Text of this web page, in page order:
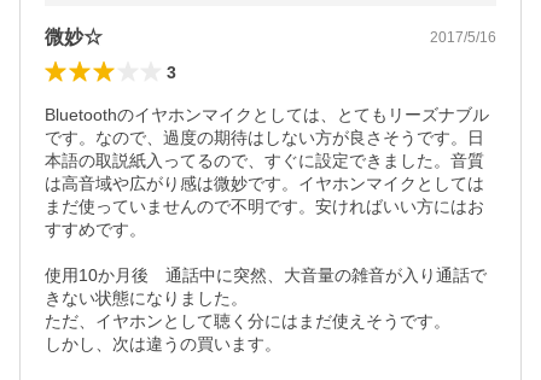
微妙☆ 2017/5/16
3
Bluetoothのイヤホンマイクとしては、とてもリーズナブル
です。なので、過度の期待はしない方が良さそうです。日
本語の取説紙入ってるので、すぐに設定できました。音質
は高音域や広がり感は微妙です。イヤホンマイクとしては
まだ使っていませんので不明です。安ければいい方にはお
すすめです。
使用10か月後　通話中に突然、大音量の雑音が入り通話で
きない状態になりました。
ただ、イヤホンとして聴く分にはまだ使えそうです。
しかし、次は違うの買います。